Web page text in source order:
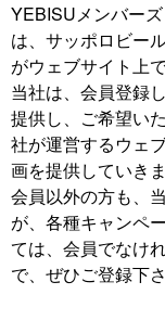
YEBISUメンバー
は、サッポロビー
がウェブサイト上
当社は、会員登録
提供し、ご希望い
社が運営するウェ
画を提供していきま
会員以外の方も、
が、各種キャンペ
ては、会員でなけ
で、ぜひご登録下さ